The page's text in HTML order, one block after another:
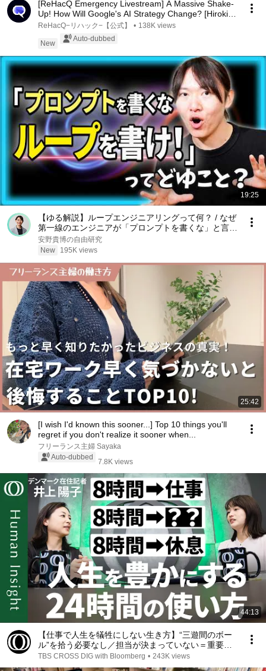
[ReHacQ Emergency Livestream] A Massive Shake-
Up! How Will Google's AI Strategy Change? [Hiroki
T...
ReHacQ−リハック−【公式】 • 138K views
New
Auto-dubbed
19:25
【ゆる解説】ループエンジニアリングって何？ / なぜ
第一線のエンジニアが「プロンプトを書くな」と言っ
ているのか / "Human in the Loop"から"Human on the
Loop"へ
安野貴博の自由研究
New
195K views
25:42
[I wish I'd known this sooner...] Top 10 things you'll
regret if you don't realize it sooner when...
フリーランス主婦 Sayaka
Auto-dubbed
7.8K views
44:13
【仕事で人生を犠牲にしない生き方】“三遊間のボー
ル”を拾う必要なし／担当が決まっていない＝重要じ
ゃない／仕事と休息以外の“第3の時間”で人生の後半
TBS CROSS DIG with Bloomberg • 243K views